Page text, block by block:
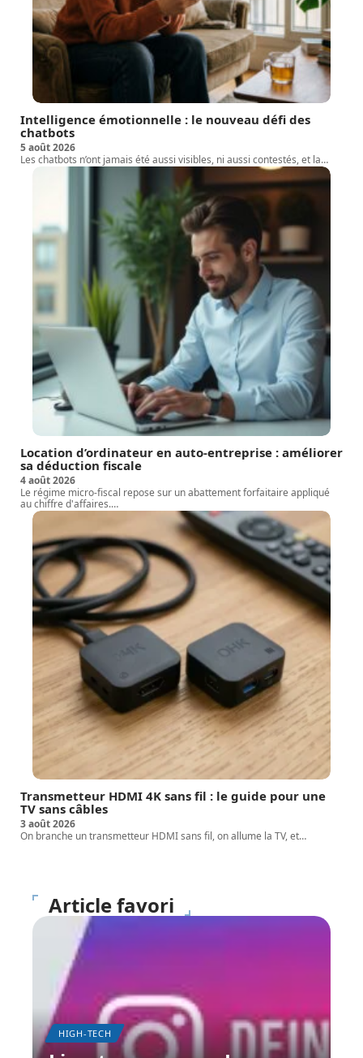
Intelligence émotionnelle : le nouveau défi des
chatbots
5 août 2026
Les chatbots n’ont jamais été aussi visibles, ni aussi contestés, et la…
Location d’ordinateur en auto-entreprise : améliorer
sa déduction fiscale
4 août 2026
Le régime micro-fiscal repose sur un abattement forfaitaire appliqué
au chiffre d'affaires.…
Transmetteur HDMI 4K sans fil : le guide pour une
TV sans câbles
3 août 2026
On branche un transmetteur HDMI sans fil, on allume la TV, et…
Article favori
HIGH-TECH